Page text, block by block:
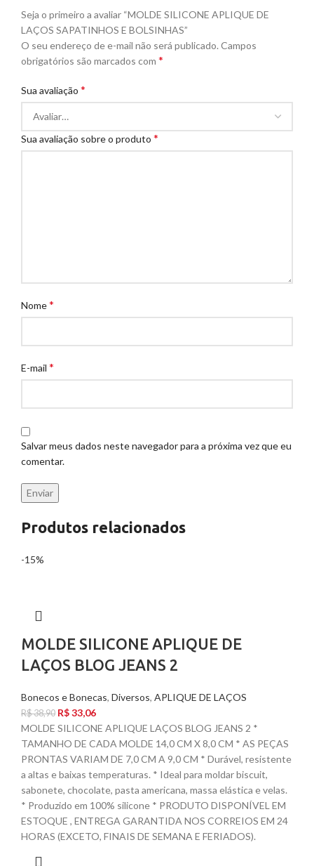
Seja o primeiro a avaliar “MOLDE SILICONE APLIQUE DE
LAÇOS SAPATINHOS E BOLSINHAS”
O seu endereço de e-mail não será publicado.Campos
obrigatórios são marcados com *
Sua avaliação *
Sua avaliação sobre o produto *
Nome*
E-mail *
Salvar meus dados neste navegador para a próxima vez que eu
comentar.
Produtos relacionados
-15%
MOLDE SILICONE APLIQUE DE
LAÇOS BLOG JEANS 2
Bonecos e Bonecas, Diversos, APLIQUE DE LAÇOS
R$38,90 R$33,06
MOLDE SILICONE APLIQUE LAÇOS BLOG JEANS 2 *
TAMANHO DE CADA MOLDE 14,0 CM X 8,0 CM * AS PEÇAS
PRONTAS VARIAM DE 7,0 CM A 9,0 CM * Durável, resistente
a altas e baixas temperaturas. * Ideal para moldar biscuit,
sabonete, chocolate, pasta americana, massa elástica e velas.
* Produzido em 100% silicone * PRODUTO DISPONÍVEL EM
ESTOQUE , ENTREGA GARANTIDA NOS CORREIOS EM 24
HORAS (EXCETO, FINAIS DE SEMANA E FERIADOS).